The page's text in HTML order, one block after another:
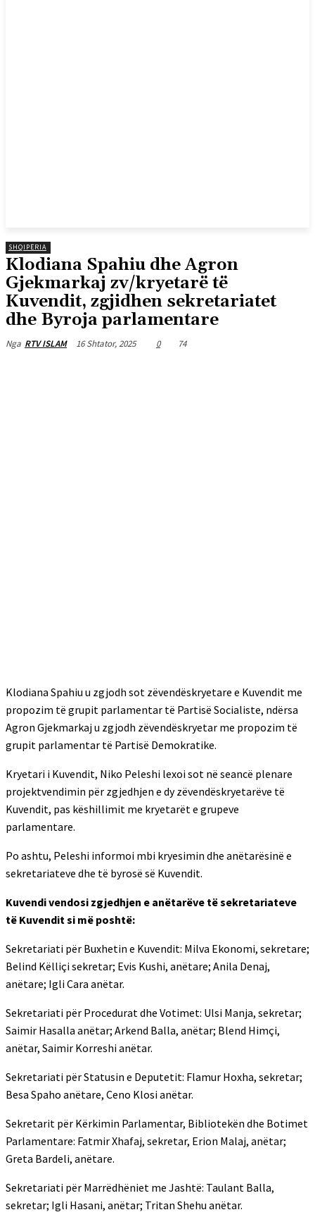
SHQIPËRIA
Klodiana Spahiu dhe Agron
Gjekmarkaj zv/kryetarë të
Kuvendit, zgjidhen sekretariatet
dhe Byroja parlamentare
Nga RTV ISLAM 16 Shtator, 2025 0 74
Klodiana Spahiu u zgjodh sot zëvendëskryetare e Kuvendit me
propozim të grupit parlamentar të Partisë Socialiste, ndërsa
Agron Gjekmarkaj u zgjodh zëvendëskryetar me propozim të
grupit parlamentar të Partisë Demokratike.
Kryetari i Kuvendit, Niko Peleshi lexoi sot në seancë plenare
projektvendimin për zgjedhjen e dy zëvendëskryetarëve të
Kuvendit, pas këshillimit me kryetarët e grupeve
parlamentare.
Po ashtu, Peleshi informoi mbi kryesimin dhe anëtarësinë e
sekretariateve dhe të byrosë së Kuvendit.
Kuvendi vendosi zgjedhjen e anëtarëve të sekretariateve
të Kuvendit si më poshtë:
Sekretariati për Buxhetin e Kuvendit: Milva Ekonomi, sekretare;
Belind Këlliçi sekretar; Evis Kushi, anëtare; Anila Denaj,
anëtare; Igli Cara anëtar.
Sekretariati për Procedurat dhe Votimet: Ulsi Manja, sekretar;
Saimir Hasalla anëtar; Arkend Balla, anëtar; Blend Himçi,
anëtar, Saimir Korreshi anëtar.
Sekretariati për Statusin e Deputetit: Flamur Hoxha, sekretar;
Besa Spaho anëtare, Ceno Klosi anëtar.
Sekretarit për Kërkimin Parlamentar, Bibliotekën dhe Botimet
Parlamentare: Fatmir Xhafaj, sekretar, Erion Malaj, anëtar;
Greta Bardeli, anëtare.
Sekretariati për Marrëdhëniet me Jashtë: Taulant Balla,
sekretar; Igli Hasani, anëtar; Tritan Shehu anëtar.